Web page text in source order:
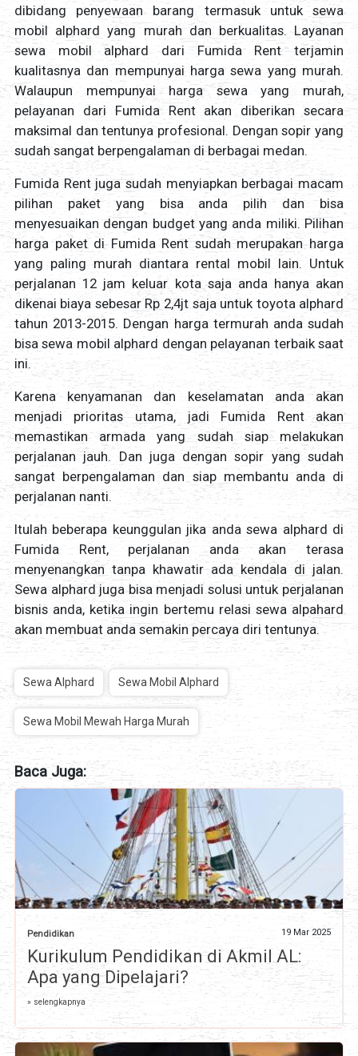
dibidang penyewaan barang termasuk untuk sewa
mobil alphard yang murah dan berkualitas. Layanan
sewa mobil alphard dari Fumida Rent terjamin
kualitasnya dan mempunyai harga sewa yang murah.
Walaupun mempunyai harga sewa yang murah,
pelayanan dari Fumida Rent akan diberikan secara
maksimal dan tentunya profesional. Dengan sopir yang
sudah sangat berpengalaman di berbagai medan.
Fumida Rent juga sudah menyiapkan berbagai macam
pilihan paket yang bisa anda pilih dan bisa
menyesuaikan dengan budget yang anda miliki. Pilihan
harga paket di Fumida Rent sudah merupakan harga
yang paling murah diantara rental mobil lain. Untuk
perjalanan 12 jam keluar kota saja anda hanya akan
dikenai biaya sebesar Rp 2,4jt saja untuk toyota alphard
tahun 2013-2015. Dengan harga termurah anda sudah
bisa sewa mobil alphard dengan pelayanan terbaik saat
ini.
Karena kenyamanan dan keselamatan anda akan
menjadi prioritas utama, jadi Fumida Rent akan
memastikan armada yang sudah siap melakukan
perjalanan jauh. Dan juga dengan sopir yang sudah
sangat berpengalaman dan siap membantu anda di
perjalanan nanti.
Itulah beberapa keunggulan jika anda sewa alphard di
Fumida Rent, perjalanan anda akan terasa
menyenangkan tanpa khawatir ada kendala di jalan.
Sewa alphard juga bisa menjadi solusi untuk perjalanan
bisnis anda, ketika ingin bertemu relasi sewa alpahard
akan membuat anda semakin percaya diri tentunya.
Sewa Alphard Sewa Mobil Alphard
Sewa Mobil Mewah Harga Murah
Baca Juga:
Pendidikan 19 Mar 2025
Kurikulum Pendidikan di Akmil AL:
Apa yang Dipelajari?
» selengkapnya